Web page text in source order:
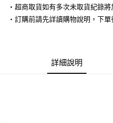
Apple Pay
街口支付
‧超商取貨如有多次未取貨紀錄將
‧訂購前請先詳讀購物說明，下單
詳細說明